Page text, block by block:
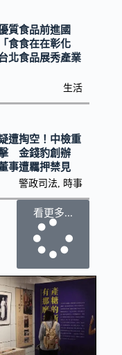
質食品前進國
食食在在彰化
北食品展秀產業
生活
遭掏空！中檢重
金錢豹創辦
事遭羈押禁見
警政司法 時事
看更多...